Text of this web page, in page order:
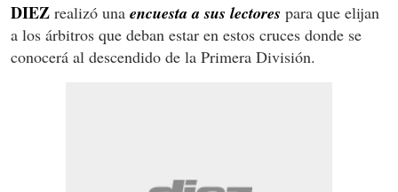
DIEZ realizó una encuesta a sus lectores para que elijan
a los árbitros que deban estar en estos cruces donde se
conocerá al descendido de la Primera División.